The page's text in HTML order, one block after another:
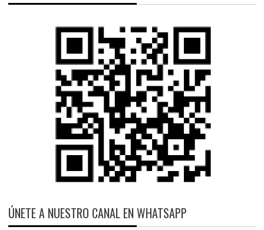
ÚNETE A NUESTRO CANAL EN WHATSAPP